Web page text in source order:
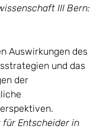
III Bern:
Auswirkungen des
und das
der
für Entscheider in